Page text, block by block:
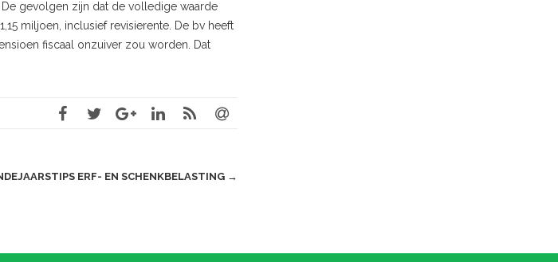
gevolgen zijn dat de volledige waarde
miljoen, inclusief revisierente. De bv heeft
fiscaal onzuiver zou worden. Dat
ERF- EN SCHENKBELASTING →